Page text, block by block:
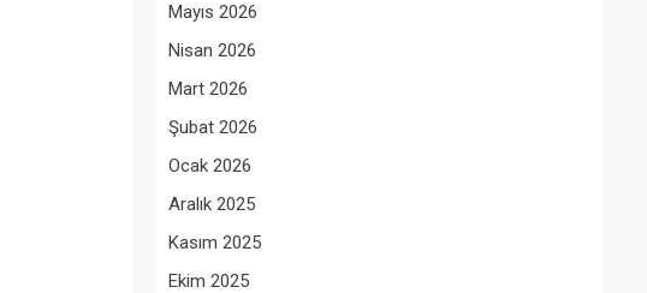
Mayıs 2026
Nisan 2026
Mart 2026
Şubat 2026
Ocak 2026
Aralık 2025
Kasım 2025
Ekim 2025